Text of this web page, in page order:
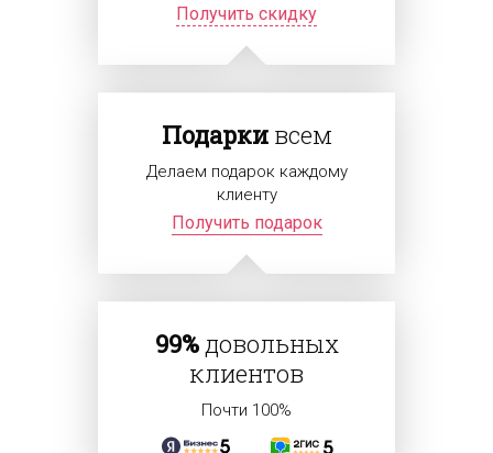
Получить скидку
Подаркивсем
Делаем подарок каждому
клиенту
Получить подарок
99%довольных
клиентов
Почти 100%